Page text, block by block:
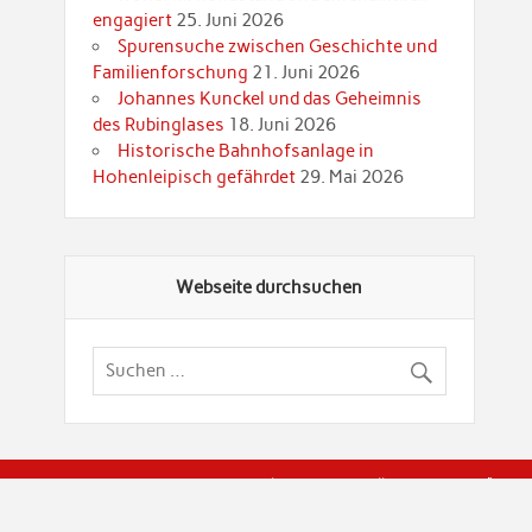
engagiert 25. Juni 2026
Spurensuche zwischen Geschichte und
Familienforschung 21. Juni 2026
Johannes Kunckel und das Geheimnis
des Rubinglases 18. Juni 2026
Historische Bahnhofsanlage in
Hohenleipisch gefährdet 29. Mai 2026
Webseite durchsuchen
© Brandenburgische Genealogische Gesellschaft (BGG)